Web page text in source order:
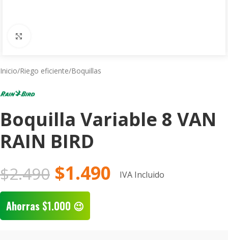
Inicio/Riego eficiente/Boquillas
Boquilla Variable 8 VAN
RAIN BIRD
$2.490 $1.490 IVA Incluido
Ahorras $1.000 😉